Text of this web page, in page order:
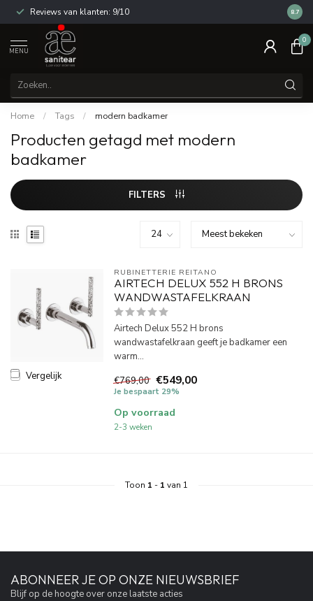
Reviews van klanten: 9/10 14
8.7
MENU
0
Home / Tags / modern badkamer
Producten getagd met modern
badkamer
FILTERS
Vergelijk
RUBINETTERIE REITANO
AIRTECH DELUX 552 H BRONS
WANDWASTAFELKRAAN
Airtech Delux 552 H brons
wandwastafelkraan geeft je badkamer een
warm...
€769,00 €549,00
Je bespaart 29%
Op voorraad
2-3 weken
Toon 1 - 1 van 1
ABONNEER JE OP ONZE NIEUWSBRIEF
Blijf op de hoogte over onze laatste acties